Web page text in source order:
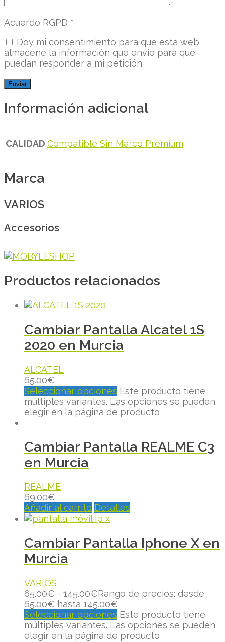
Acuerdo RGPD *
Doy mi consentimiento para que esta web
almacene la información que envío para que
puedan responder a mi petición.
Información adicional
CALIDAD Compatible Sin Marco Premium
Marca
VARIOS
Accesorios
Productos relacionados
Cambiar Pantalla Alcatel 1S
2020 en Murcia
ALCATEL
65.00€
Seleccionar opciones Este producto tiene
múltiples variantes. Las opciones se pueden
elegir en la página de producto
Cambiar Pantalla REALME C3
en Murcia
REALME
69.00€
Añadir al carrito Detalles
Cambiar Pantalla Iphone X en
Murcia
VARIOS
65.00€ - 145.00€Rango de precios: desde
65.00€ hasta 145.00€
Seleccionar opciones Este producto tiene
múltiples variantes. Las opciones se pueden
elegir en la página de producto